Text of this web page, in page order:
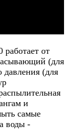
от
(для
давления (для
и
самые
воды -